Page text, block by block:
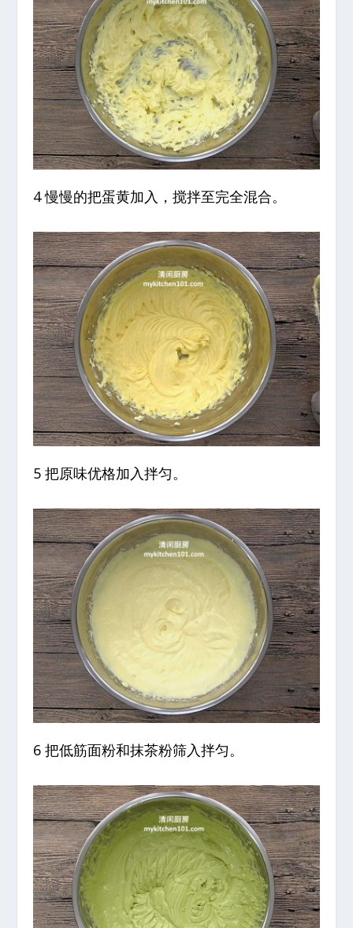
4 慢慢的把蛋黄加入，搅拌至完全混合。
5 把原味优格加入拌匀。
6 把低筋面粉和抹茶粉筛入拌匀。